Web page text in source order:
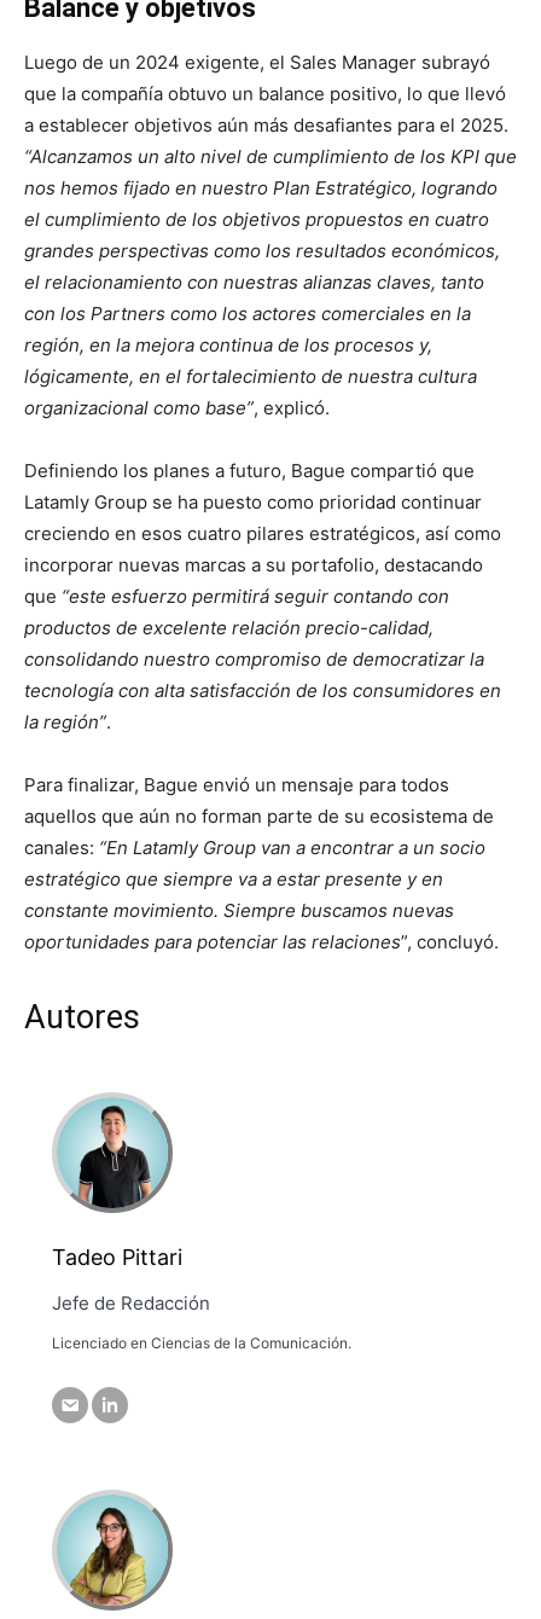
Balance y objetivos
Luego de un 2024 exigente, el Sales Manager subrayó
que la compañía obtuvo un balance positivo, lo que llevó
a establecer objetivos aún más desafiantes para el 2025.
“Alcanzamos un alto nivel de cumplimiento de los KPI que
nos hemos fijado en nuestro Plan Estratégico, logrando
el cumplimiento de los objetivos propuestos en cuatro
grandes perspectivas como los resultados económicos,
el relacionamiento con nuestras alianzas claves, tanto
con los Partners como los actores comerciales en la
región, en la mejora continua de los procesos y,
lógicamente, en el fortalecimiento de nuestra cultura
organizacional como base”, explicó.
Definiendo los planes a futuro, Bague compartió que
Latamly Group se ha puesto como prioridad continuar
creciendo en esos cuatro pilares estratégicos, así como
incorporar nuevas marcas a su portafolio, destacando
que “este esfuerzo permitirá seguir contando con
productos de excelente relación precio-calidad,
consolidando nuestro compromiso de democratizar la
tecnología con alta satisfacción de los consumidores en
la región”.
Para finalizar, Bague envió un mensaje para todos
aquellos que aún no forman parte de su ecosistema de
canales: “En Latamly Group van a encontrar a un socio
estratégico que siempre va a estar presente y en
constante movimiento. Siempre buscamos nuevas
oportunidades para potenciar las relaciones”, concluyó.
Autores
Tadeo Pittari
Jefe de Redacción
Licenciado en Ciencias de la Comunicación.